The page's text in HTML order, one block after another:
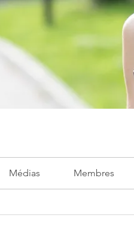
Médias Membres